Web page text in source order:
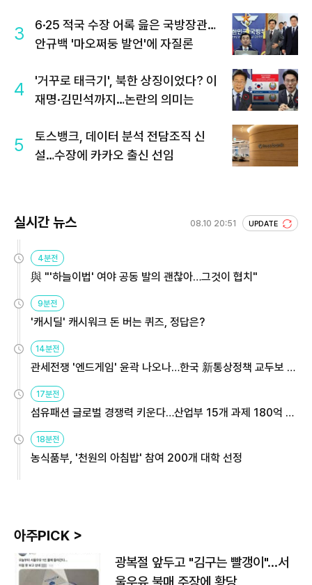
3
6·25 적국 수장 어록 읊은 국방장관…
안규백 '마오쩌둥 발언'에 자질론
4
'거꾸로 태극기', 북한 상징이었다? 이
재명·김민석까지…논란의 의미는
5
토스뱅크, 데이터 분석 전담조직 신
설…수장에 카카오 출신 선임
실시간 뉴스 08.10 20:51 UPDATE
4분전
與 "'하늘이법' 여야 공동 발의 괜찮아…그것이 협치"
9분전
'캐시딜' 캐시워크 돈 버는 퀴즈, 정답은?
14분전
관세전쟁 '엔드게임' 윤곽 나오나…한국 新통상정책 교두보 활
용해야
17분전
섬유패션 글로벌 경쟁력 키운다…산업부 15개 과제 180억 지
원
18분전
농식품부, '천원의 아침밥' 참여 200개 대학 선정
아주PICK >
광복절 앞두고 "김구는 빨갱이"…서
울우유 불매 주장에 황당